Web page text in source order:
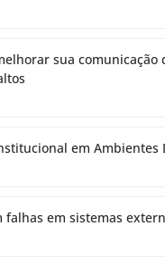
sua comunicação
em Ambientes
falhas em sistemas